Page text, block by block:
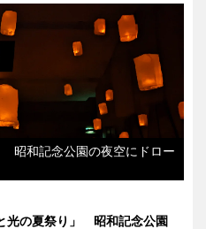
昭和記念公園の夜空にドロー
光の夏祭り」 昭和記念公園